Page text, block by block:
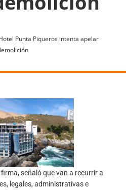
Punta Piqueros intenta apelar
señaló que van a recurrir a
legales, administrativas e